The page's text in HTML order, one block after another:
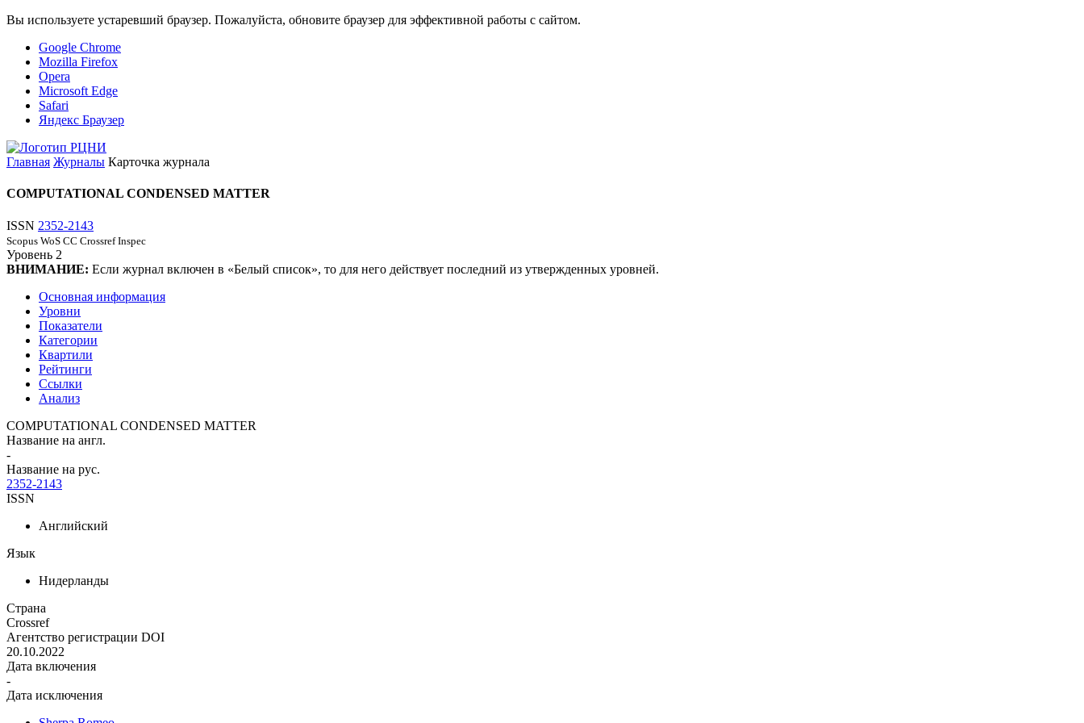
Вы используете устаревший браузер. Пожалуйста, обновите браузер для эффективной работы с сайтом.
Google Chrome
Mozilla Firefox
Opera
Microsoft Edge
Safari
Яндекс Браузер
Главная Журналы Карточка журнала
COMPUTATIONAL CONDENSED MATTER
ISSN 2352-2143
Scopus WoS CC Crossref Inspec
Уровень 2
ВНИМАНИЕ: Если журнал включен в «Белый список», то для него действует последний из утвержденных уровней.
Основная информация
Уровни
Показатели
Категории
Квартили
Рейтинги
Ссылки
Анализ
COMPUTATIONAL CONDENSED MATTER
Название на англ.
-
Название на рус.
2352-2143
ISSN
Английский
Язык
Нидерланды
Страна
Crossref
Агентство регистрации DOI
20.10.2022
Дата включения
-
Дата исключения